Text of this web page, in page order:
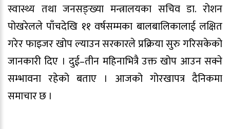
स्वास्थ्य तथा जनसङ्ख्या मन्त्रालयका सचिव डा. रोशन
पोखरेलले पाँचदेखि ११ वर्षसम्मका बालबालिकालाई लक्षित
गरेर फाइजर खोप ल्याउन सरकारले प्रक्रिया सुरु गरिसकेको
जानकारी दिए । दुई–तीन महिनाभित्रै उक्त खोप आउन सक्ने
सम्भावना रहेको बताए । आजको गोरखापत्र दैनिकमा
समाचार छ ।